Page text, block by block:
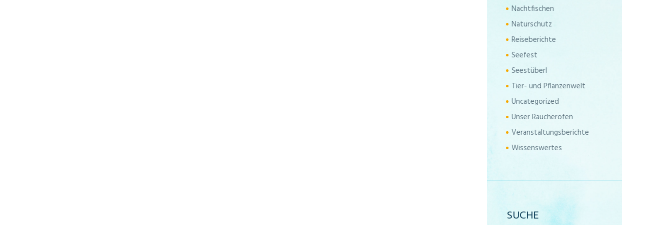
Nachtfischen
Naturschutz
Reiseberichte
Seefest
Seestüberl
Tier- und Pflanzenwelt
Uncategorized
Unser Räucherofen
Veranstaltungsberichte
Wissenswertes
SUCHE